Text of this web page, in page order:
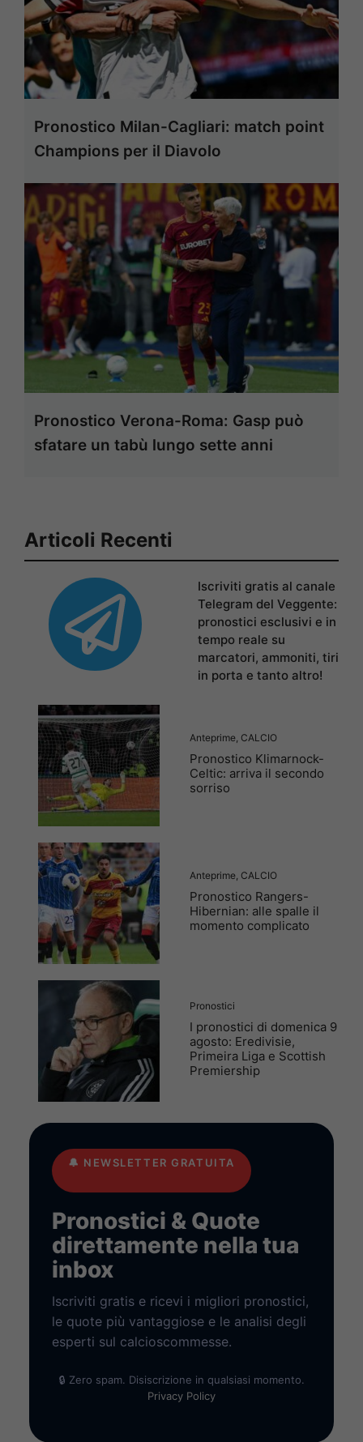
Pronostico Milan-Cagliari: match point
Champions per il Diavolo
Pronostico Verona-Roma: Gasp può
sfatare un tabù lungo sette anni
Articoli Recenti
Iscriviti gratis al canale
Telegram del Veggente:
pronostici esclusivi e in
tempo reale su
marcatori, ammoniti, tiri
in porta e tanto altro!
Anteprime, CALCIO
Pronostico Klimarnock-
Celtic: arriva il secondo
sorriso
Anteprime, CALCIO
Pronostico Rangers-
Hibernian: alle spalle il
momento complicato
Pronostici
I pronostici di domenica 9
agosto: Eredivisie,
Primeira Liga e Scottish
Premiership
🔔 NEWSLETTER GRATUITA
Pronostici & Quote
direttamente nella tua
inbox
Iscriviti gratis e ricevi i migliori pronostici,
le quote più vantaggiose e le analisi degli
esperti sul calcioscommesse.
🔒 Zero spam. Disiscrizione in qualsiasi momento.
Privacy Policy